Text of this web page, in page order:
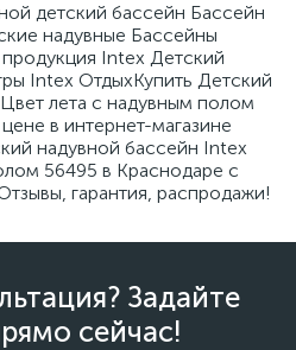
детский бассейн Бассейн
надувные Бассейны
Intex Детский
Intex ОтдыхКупить Детский
лета с надувным полом
в интернет-магазине
надувной бассейн Intex
56495 в Краснодаре с
гарантия, распродажи!
Задайте
сейчас!